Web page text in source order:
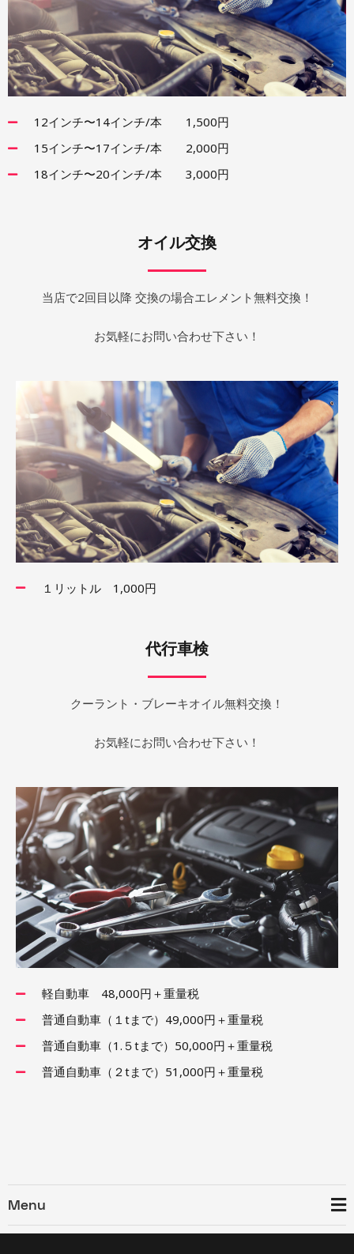
12インチ〜14インチ/本 1,500円
15インチ〜17インチ/本 2,000円
18インチ〜20インチ/本 3,000円
オイル交換
当店で2回目以降 交換の場合エレメント無料交換！
お気軽にお問い合わせ下さい！
１リットル 1,000円
代行車検
クーラント・ブレーキオイル無料交換！
お気軽にお問い合わせ下さい！
軽自動車 48,000円＋重量税
普通自動車（１tまで）49,000円＋重量税
普通自動車（1.５tまで）50,000円＋重量税
普通自動車（２tまで）51,000円＋重量税
Menu